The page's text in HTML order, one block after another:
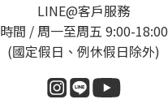
LINE@客戶服務
時間 / 周一至周五 9:00-18:00
(國定假日、例休假日除外)